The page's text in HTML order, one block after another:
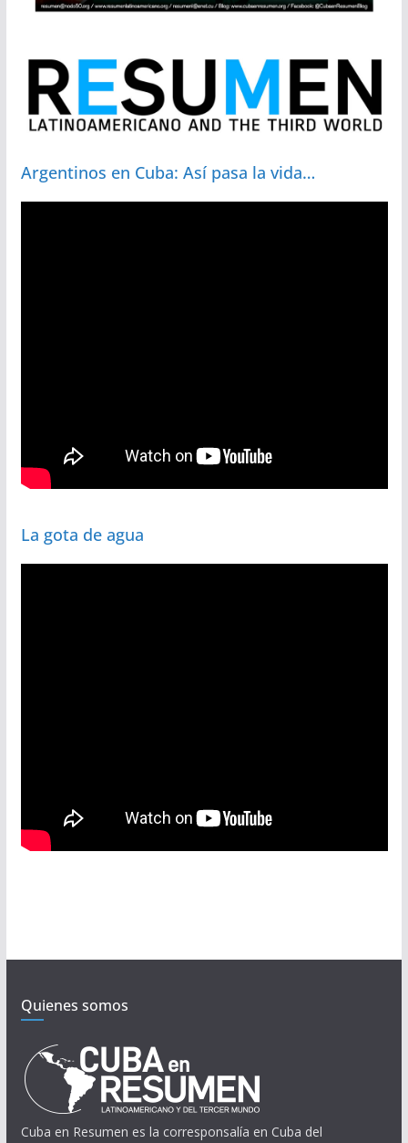
Argentinos en Cuba: Así pasa la vida…
La gota de agua
Quienes somos
Cuba en Resumen es la corresponsalía en Cuba del